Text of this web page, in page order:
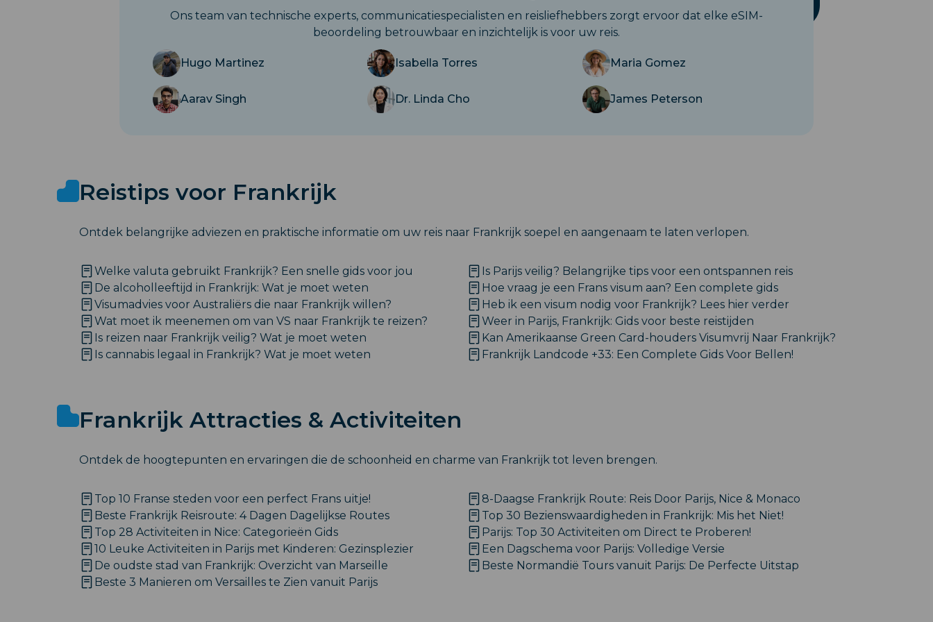
Ons team van technische experts, communicatiespecialisten en reisliefhebbers zorgt ervoor dat elke eSIM-
beoordeling betrouwbaar en inzichtelijk is voor uw reis.
Hugo Martinez Isabella Torres Maria Gomez
Aarav Singh Dr. Linda Cho James Peterson
Reistips voor Frankrijk
Ontdek belangrijke adviezen en praktische informatie om uw reis naar Frankrijk soepel en aangenaam te laten verlopen.
Welke valuta gebruikt Frankrijk? Een snelle gids voor jou
Is Parijs veilig? Belangrijke tips voor een ontspannen reis
De alcoholleeftijd in Frankrijk: Wat je moet weten
Hoe vraag je een Frans visum aan? Een complete gids
Visumadvies voor Australiërs die naar Frankrijk willen?
Heb ik een visum nodig voor Frankrijk? Lees hier verder
Wat moet ik meenemen om van VS naar Frankrijk te reizen?
Weer in Parijs, Frankrijk: Gids voor beste reistijden
Is reizen naar Frankrijk veilig? Wat je moet weten
Kan Amerikaanse Green Card-houders Visumvrij Naar Frankrijk?
Is cannabis legaal in Frankrijk? Wat je moet weten
Frankrijk Landcode +33: Een Complete Gids Voor Bellen!
Frankrijk Attracties & Activiteiten
Ontdek de hoogtepunten en ervaringen die de schoonheid en charme van Frankrijk tot leven brengen.
Top 10 Franse steden voor een perfect Frans uitje!
8-Daagse Frankrijk Route: Reis Door Parijs, Nice & Monaco
Beste Frankrijk Reisroute: 4 Dagen Dagelijkse Routes
Top 30 Bezienswaardigheden in Frankrijk: Mis het Niet!
Top 28 Activiteiten in Nice: Categorieën Gids
Parijs: Top 30 Activiteiten om Direct te Proberen!
10 Leuke Activiteiten in Parijs met Kinderen: Gezinsplezier
Een Dagschema voor Parijs: Volledige Versie
De oudste stad van Frankrijk: Overzicht van Marseille
Beste Normandië Tours vanuit Parijs: De Perfecte Uitstap
Beste 3 Manieren om Versailles te Zien vanuit Parijs